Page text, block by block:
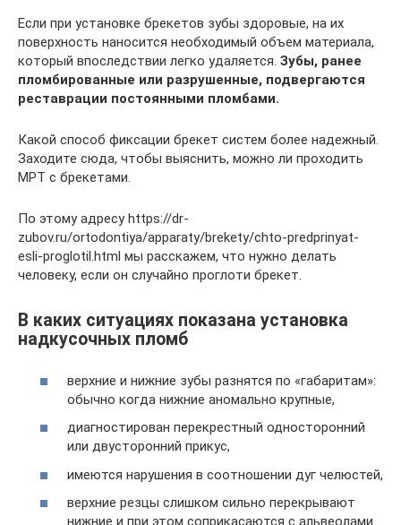
Если при установке брекетов зубы здоровые, на их
поверхность наносится необходимый объем материала,
который впоследствии легко удаляется. Зубы, ранее
пломбированные или разрушенные, подвергаются
реставрации постоянными пломбами.
Какой способ фиксации брекет систем более надежный.
Заходите сюда, чтобы выяснить, можно ли проходить
МРТ с брекетами.
По этому адресу https://dr-
zubov.ru/ortodontiya/apparaty/brekety/chto-predprinyat-
esli-proglotil.html мы расскажем, что нужно делать
человеку, если он случайно проглоти брекет.
В каких ситуациях показана установка
надкусочных пломб
верхние и нижние зубы разнятся по «габаритам»:
обычно когда нижние аномально крупные,
диагностирован перекрестный односторонний
или двусторонний прикус,
имеются нарушения в соотношении дуг челюстей,
верхние резцы слишком сильно перекрывают
нижние и при этом соприкасаются с альвеолами